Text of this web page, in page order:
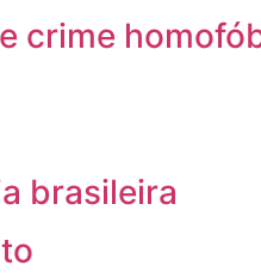
crime
brasileira